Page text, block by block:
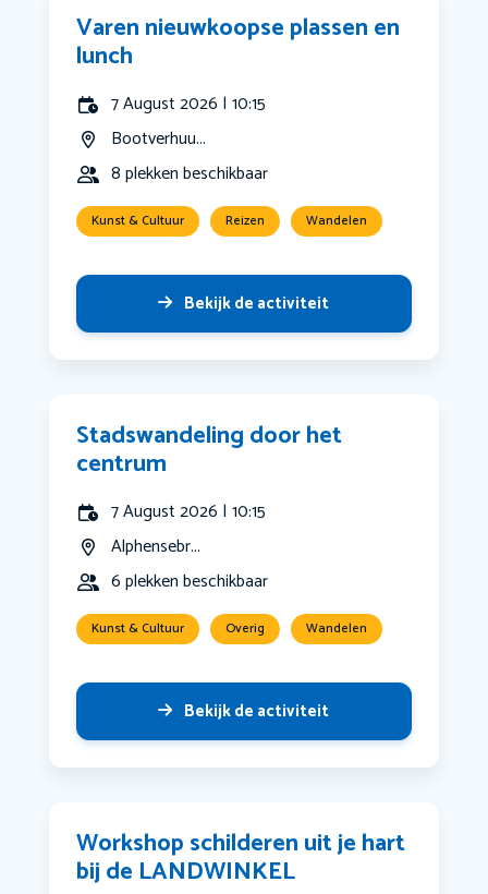
Varen nieuwkoopse plassen en
lunch
7 August 2026 | 10:15
Bootverhuu...
8 plekken beschikbaar
Kunst & Cultuur Reizen Wandelen
Bekijk de activiteit
Stadswandeling door het
centrum
7 August 2026 | 10:15
Alphensebr...
6 plekken beschikbaar
Kunst & Cultuur Overig Wandelen
Bekijk de activiteit
Workshop schilderen uit je hart
bij de LANDWINKEL